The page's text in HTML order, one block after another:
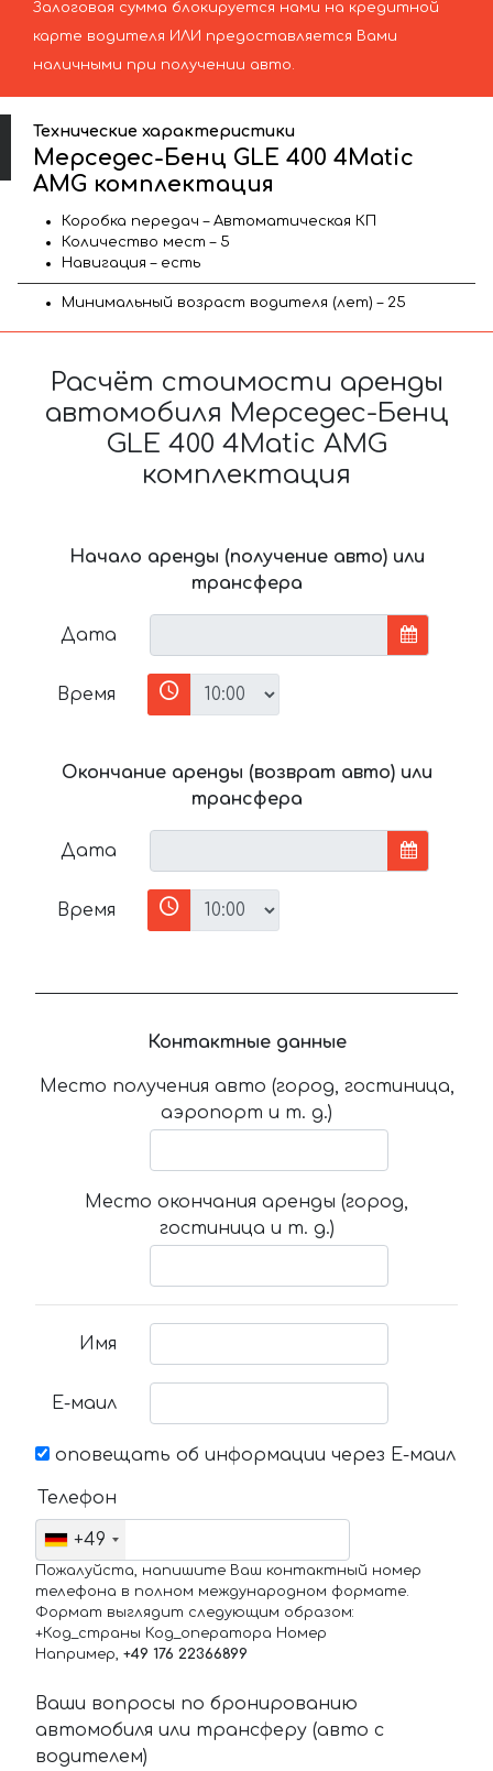
Залоговая сумма блокируется нами на кредитной
карте водителя ИЛИ предоставляется Вами
наличными при получении авто.
Технические характеристики
Мерседес-Бенц GLE 400 4Matic
AMG комплектация
Коробка передач – Автоматическая КП
Количество мест – 5
Навигация – есть
Минимальный возраст водителя (лет) – 25
Расчёт стоимости аренды
автомобиля Мерседес-Бенц
GLE 400 4Matic AMG
комплектация
Начало аренды (получение авто) или
трансфера
Дата
Время
Окончание аренды (возврат авто) или
трансфера
Дата
Время
Контактные данные
Место получения авто (город, гостиница,
аэропорт и т. д.)
Место окончания аренды (город,
гостиница и т. д.)
Имя
Е-маил
оповещать об информации через Е-маил
Телефон
+49
Пожалуйста, напишите Ваш контактный номер
телефона в полном международном формате.
Формат выглядит следующим образом:
+Код_страны Код_оператора Номер
Например, +49 176 22366899
Ваши вопросы по бронированию
автомобиля или трансферу (авто с
водителем)